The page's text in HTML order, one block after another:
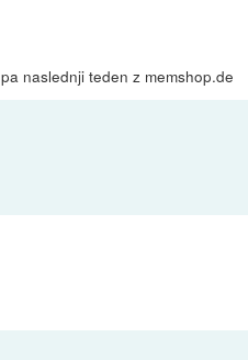
naslednji teden z memshop.de